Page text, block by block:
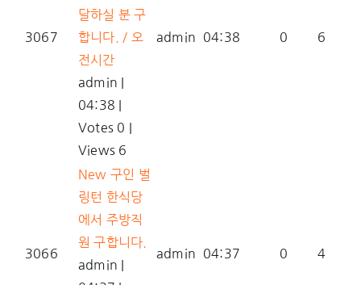
3067
달하실 분 구
합니다. / 오
전시간
admin
04:38
Votes 0
Views 6
admin 04:38 0 6
3066
New 구인 벌
링턴 한식당
에서 주방직
원 구합니다.
admin
admin 04:37 0 4